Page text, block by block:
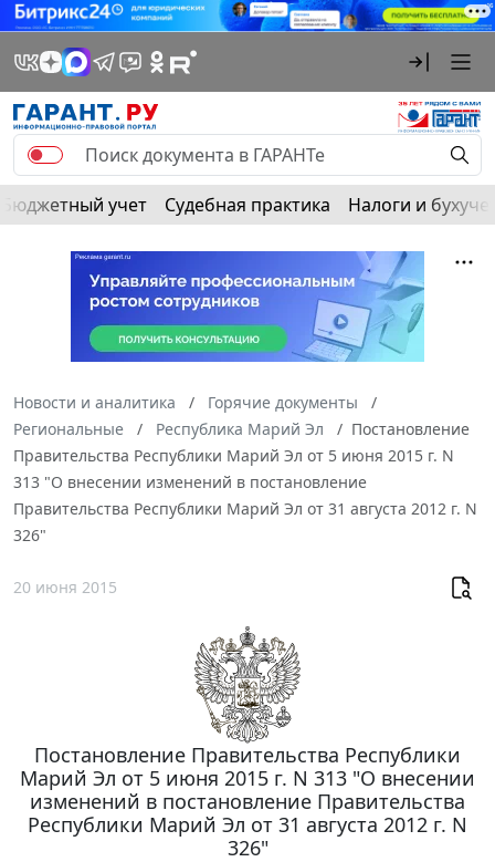
Бюджетный учет Судебная практика Налоги и
Новости и аналитика
Горячие документы
Региональные
Республика Марий Эл
Постановление
Правительства Республики Марий Эл от 5 июня 2015 г. N
313 "О внесении изменений в постановление
Правительства Республики Марий Эл от 31 августа 2012 г. N
326"
20 июня 2015
Постановление Правительства Республики
Марий Эл от 5 июня 2015 г. N 313 "О внесении
изменений в постановление Правительства
Республики Марий Эл от 31 августа 2012 г. N
326"